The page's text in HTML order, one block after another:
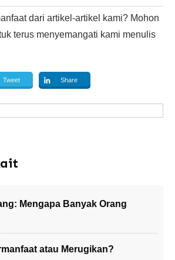
dari artikel-artikel kami? Mohon
terus menyemangati kami menulis
Tweet Share
Mengapa Banyak Orang
atau Merugikan?